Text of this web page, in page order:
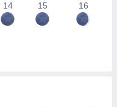
14 15 16